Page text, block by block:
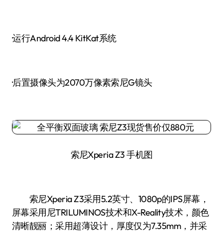
·运行Android 4.4 KitKat系统
·后置摄像头为2070万像素索尼G镜头
索尼Xperia Z3 手机图
索尼Xperia Z3采用5.2英寸、1080p的IPS屏幕，
屏幕采用尼TRILUMINOS技术和X-Reality技术，颜色
清晰靓丽；采用超薄设计，厚度仅为7.35mm，并采